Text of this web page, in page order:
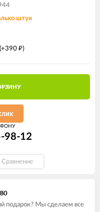
штук
390 ₽)
98-12
Сравнение
подарок? Мы сделаем все